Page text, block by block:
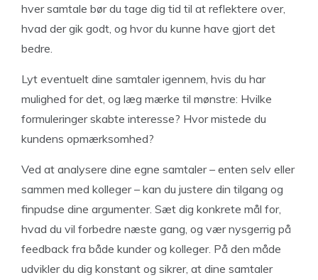
hver samtale bør du tage dig tid til at reflektere over,
hvad der gik godt, og hvor du kunne have gjort det
bedre.
Lyt eventuelt dine samtaler igennem, hvis du har
mulighed for det, og læg mærke til mønstre: Hvilke
formuleringer skabte interesse? Hvor mistede du
kundens opmærksomhed?
Ved at analysere dine egne samtaler – enten selv eller
sammen med kolleger – kan du justere din tilgang og
finpudse dine argumenter. Sæt dig konkrete mål for,
hvad du vil forbedre næste gang, og vær nysgerrig på
feedback fra både kunder og kolleger. På den måde
udvikler du dig konstant og sikrer, at dine samtaler